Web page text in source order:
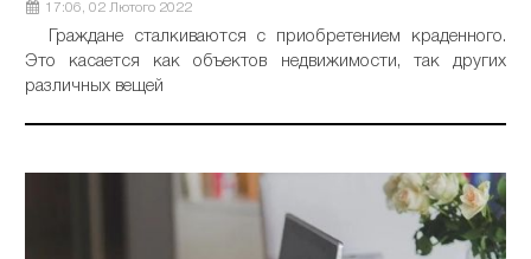
17:06, 02 Лютого 2022
Граждане сталкиваются с приобретением краденного.
Это касается как объектов недвижимости, так других
различных вещей